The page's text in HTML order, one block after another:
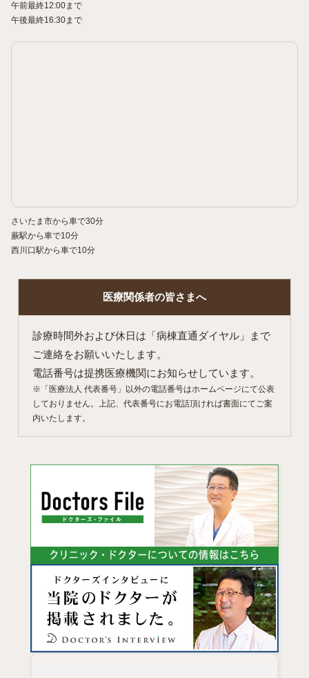
午前最終12:00まで
午後最終16:30まで
さいたま市から車で30分
蕨駅から車で10分
西川口駅から車で10分
医療関係者の皆さまへ
診療時間外および休日は「病棟直通ダイヤル」まで
ご連絡をお願いいたします。
電話番号は提携医療機関にお知らせしています。
※「医療法人 代表番号」以外の電話番号はホームページにて公表
しておりません。上記、代表番号にお電話頂ければ書面にてご案
内いたします。